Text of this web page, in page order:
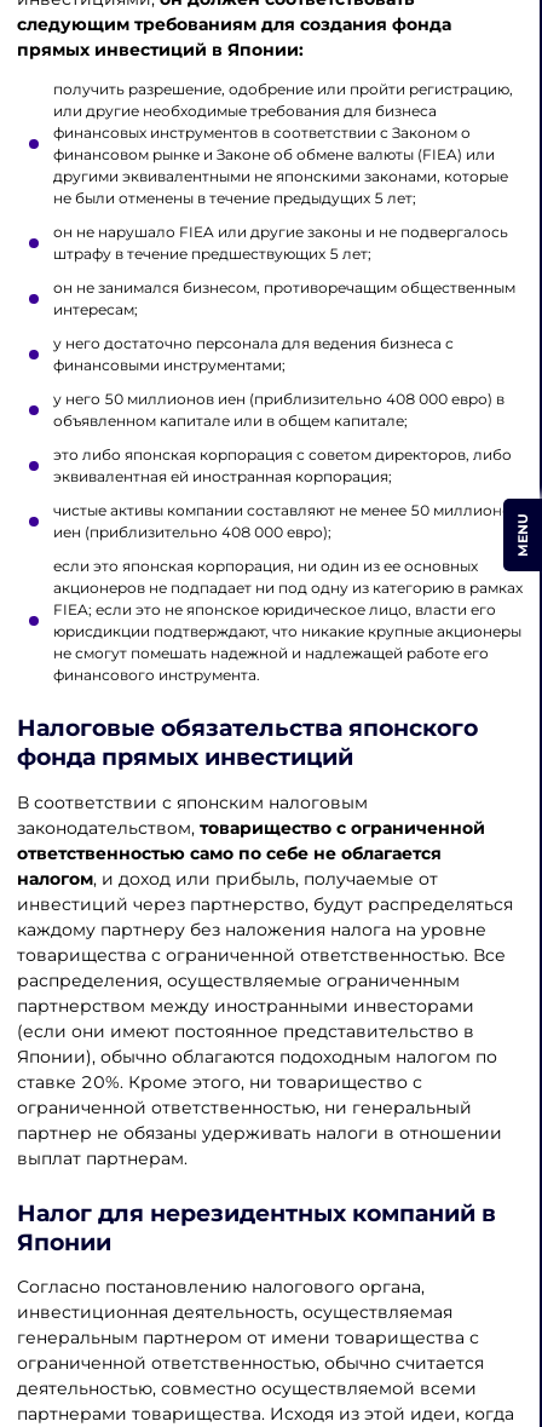
следующим требованиям для создания фонда
прямых инвестиций в Японии:
получить разрешение, одобрение или пройти регистрацию,
или другие необходимые требования для бизнеса
финансовых инструментов в соответствии с Законом о
финансовом рынке и Законе об обмене валюты (FIEA) или
другими эквивалентными не японскими законами, которые
не были отменены в течение предыдущих 5 лет;
он не нарушало FIEA или другие законы и не подвергалось
штрафу в течение предшествующих 5 лет;
он не занимался бизнесом, противоречащим общественным
интересам;
у него достаточно персонала для ведения бизнеса с
финансовыми инструментами;
у него 50 миллионов иен (приблизительно 408 000 евро) в
объявленном капитале или в общем капитале;
это либо японская корпорация с советом директоров, либо
эквивалентная ей иностранная корпорация;
чистые активы компании составляют не менее 50 миллионов
иен (приблизительно 408 000 евро);
если это японская корпорация, ни один из ее основных
акционеров не подпадает ни под одну из категорию в рамках
FIEA; если это не японское юридическое лицо, власти его
юрисдикции подтверждают, что никакие крупные акционеры
не смогут помешать надежной и надлежащей работе его
финансового инструмента.
Налоговые обязательства японского
фонда прямых инвестиций
В соответствии с японским налоговым
законодательством, товарищество с ограниченной
ответственностью само по себе не облагается
налогом, и доход или прибыль, получаемые от
инвестиций через партнерство, будут распределяться
каждому партнеру без наложения налога на уровне
товарищества с ограниченной ответственностью. Все
распределения, осуществляемые ограниченным
партнерством между иностранными инвесторами
(если они имеют постоянное представительство в
Японии), обычно облагаются подоходным налогом по
ставке 20%. Кроме этого, ни товарищество с
ограниченной ответственностью, ни генеральный
партнер не обязаны удерживать налоги в отношении
выплат партнерам.
Налог для нерезидентных компаний в
Японии
Согласно постановлению налогового органа,
инвестиционная деятельность, осуществляемая
генеральным партнером от имени товарищества с
ограниченной ответственностью, обычно считается
деятельностью, совместно осуществляемой всеми
партнерами товарищества. Исходя из этой идеи, когда
MENU